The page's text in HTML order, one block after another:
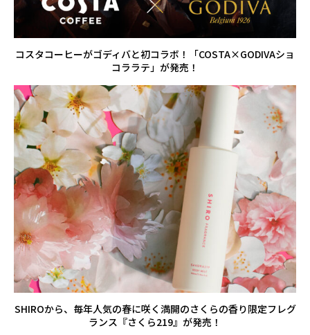
コスタコーヒーがゴディバと初コラボ！「COSTA×GODIVAショ
コララテ」が発売！
SHIROから、毎年人気の春に咲く満開のさくらの香り限定フレグ
ランス『さくら219』が発売！